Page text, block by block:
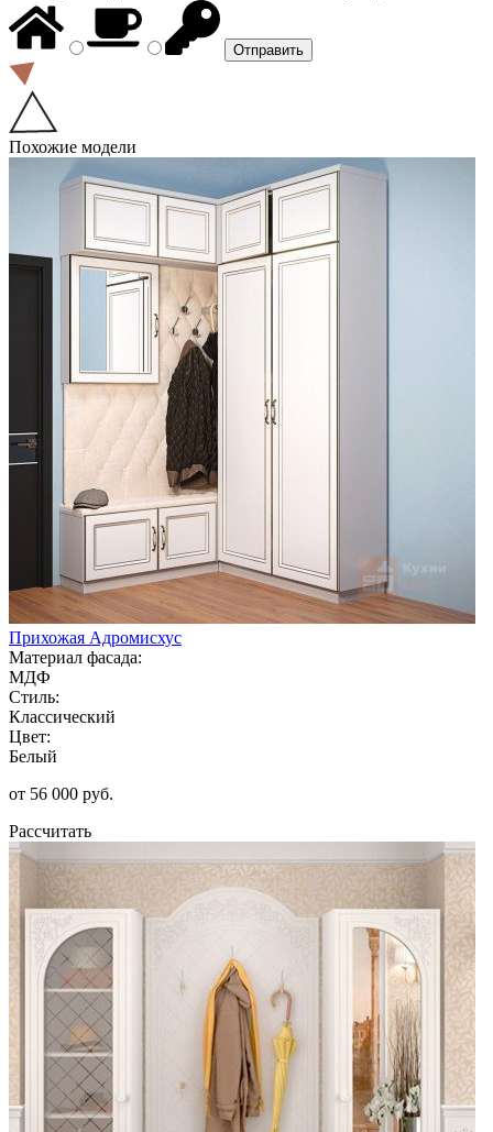
Похожие модели
Прихожая Адромисхус
Материал фасада:
МДФ
Стиль:
Классический
Цвет:
Белый
от 56 000 руб.
Рассчитать